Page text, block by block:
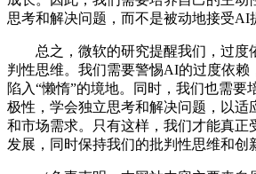
思考和解决问题，而不是被动地接受AI
总之，微软的研究提醒我们，过度
判性思维。我们需要警惕AI的过度依赖
陷入“懒惰”的境地。同时，我们也需要
极性，学会独立思考和解决问题，以适
和市场需求。只有这样，我们才能真正
发展，同时保持我们的批判性思维和创